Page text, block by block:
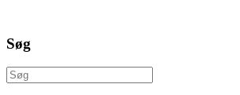
Søg
Søg
efter: